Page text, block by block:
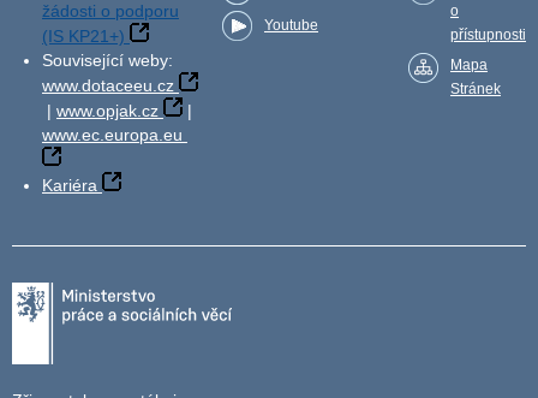
žádosti o podporu
(IS KP21+)
Související weby:
www.dotaceeu.cz
| www.opjak.cz
|
www.ec.europa.eu
Kariéra
Youtube
o
přístupnosti
Mapa
Stránek